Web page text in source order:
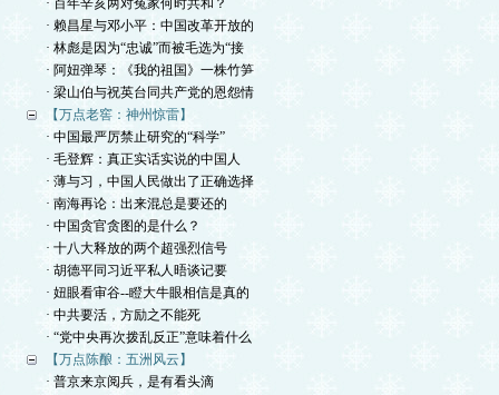
· 百年辛亥两对冤家何时共和？
· 赖昌星与邓小平：中国改革开放的
· 林彪是因为“忠诚”而被毛选为“接
· 阿妞弹琴：《我的祖国》一株竹笋
· 梁山伯与祝英台同共产党的恩怨情
【万点老窖：神州惊雷】
· 中国最严厉禁止研究的“科学”
· 毛登辉：真正实话实说的中国人
· 薄与习，中国人民做出了正确选择
· 南海再论：出来混总是要还的
· 中国贪官贪图的是什么？
· 十八大释放的两个超强烈信号
· 胡德平同习近平私人晤谈记要
· 妞眼看审谷--瞪大牛眼相信是真的
· 中共要活，方励之不能死
· “党中央再次拨乱反正”意味着什么
【万点陈酿：五洲风云】
· 普京来京阅兵，是有看头滴